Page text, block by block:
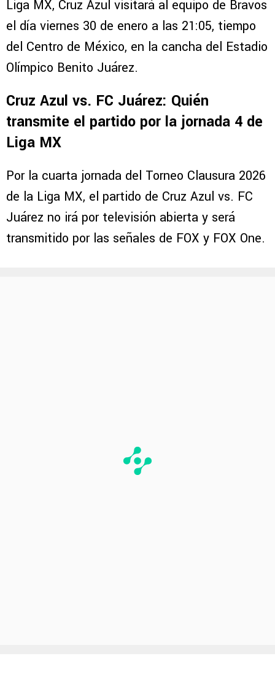
Liga MX, Cruz Azul visitará al equipo de Bravos
el día viernes 30 de enero a las 21:05, tiempo
del Centro de México, en la cancha del Estadio
Olímpico Benito Juárez.
Cruz Azul vs. FC Juárez: Quién
transmite el partido por la jornada 4 de
Liga MX
Por la cuarta jornada del Torneo Clausura 2026
de la Liga MX, el partido de Cruz Azul vs. FC
Juárez no irá por televisión abierta y será
transmitido por las señales de FOX y FOX One.